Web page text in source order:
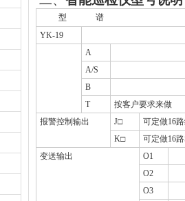
型
谱
YK-19
A
A/S
B
T
按客户要求来做
报警控制输出
J□ 可定做16
K□ 可定做16路
变送输出
O1
O2
O3